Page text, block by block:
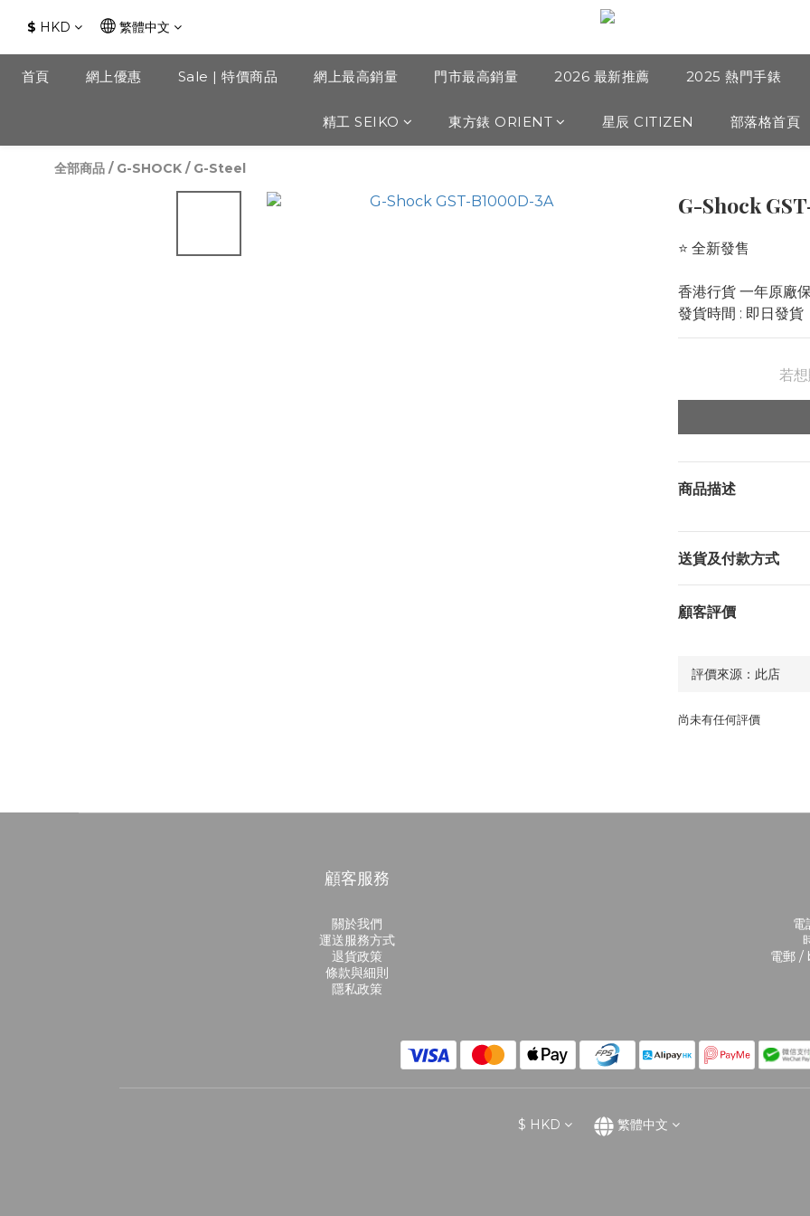
$ HKD 繁體中文
首頁 網上優惠 Sale | 特價商品 網上最高銷量 門市最高銷量 2026 最新推薦 2025 熱門手錶
精工 SEIKO 東方錶 ORIENT 星辰 CITIZEN 部落格首頁
全部商品 / G-SHOCK / G-Steel
G-Shock
⭐️ 全新發售
香港行貨 一年原廠
發貨時間 : 即日發貨
若
商品描述
送貨及付款方式
顧客評價
尚未有任何評價
顧客服務
關於我們
運送服務方式
退貨政策
條款與細則
隱私政策
電
電郵
$ HKD 繁體中文